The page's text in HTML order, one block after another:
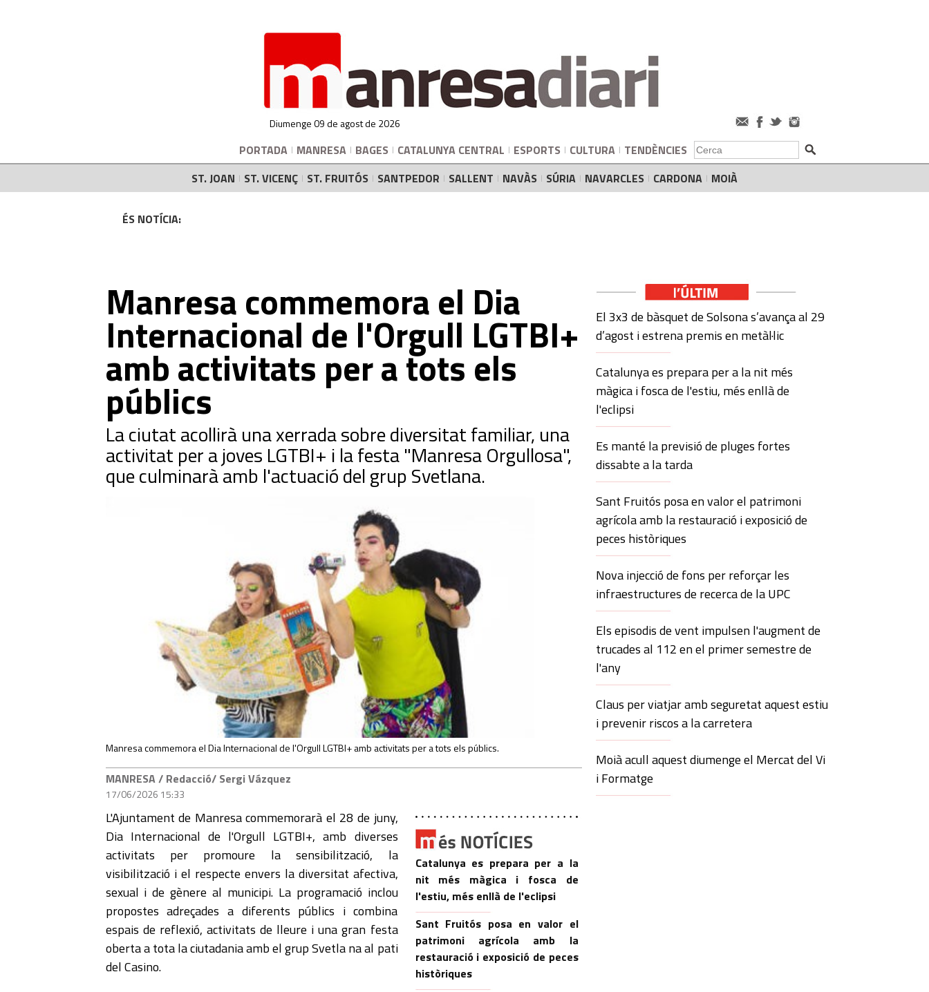
Diumenge 09 de agost de 2026
PORTADA MANRESA BAGES CATALUNYA CENTRAL ESPORTS CULTURA TENDÈNCIES
ST. JOAN
ST. VICENÇ ST. FRUITÓS SANTPEDOR SALLENT NAVÀS SÚRIA NAVARCLES CARDONA MOIÀ
ÉS NOTÍCIA:
Manresa commemora el Dia
Internacional de l'Orgull LGTBI+
amb activitats per a tots els
públics
La ciutat acollirà una xerrada sobre diversitat familiar, una
activitat per a joves LGTBI+ i la festa "Manresa Orgullosa",
que culminarà amb l'actuació del grup Svetlana.
Manresa commemora el Dia Internacional de l'Orgull LGTBI+ amb activitats per a tots els públics.
MANRESA/ Redacció/ Sergi Vázquez
17/06/2026 15:33
Catalunya es prepara per a la
nit més màgica i fosca de
l'estiu, més enllà de l'eclipsi
Sant Fruitós posa en valor el
patrimoni agrícola amb la
restauració i exposició de peces
històriques
L'Ajuntament de Manresa commemorarà el 28 de juny,
Dia Internacional de l'Orgull LGTBI+, amb diverses
activitats per promoure la sensibilització, la
visibilització i el respecte envers la diversitat afectiva,
sexual i de gènere al municipi. La programació inclou
propostes adreçades a diferents públics i combina
espais de reflexió, activitats de lleure i una gran festa
oberta a tota la ciutadania amb el grup Svetla na al pati
del Casino.
El 3x3 de bàsquet de Solsona s’avança al 29
d’agost i estrena premis en metàl·lic
Catalunya es prepara per a la nit més
màgica i fosca de l'estiu, més enllà de
l'eclipsi
Es manté la previsió de pluges fortes
dissabte a la tarda
Sant Fruitós posa en valor el patrimoni
agrícola amb la restauració i exposició de
peces històriques
Nova injecció de fons per reforçar les
infraestructures de recerca de la UPC
Els episodis de vent impulsen l'augment de
trucades al 112 en el primer semestre de
l'any
Claus per viatjar amb seguretat aquest estiu
i prevenir riscos a la carretera
Moià acull aquest diumenge el Mercat del Vi
i Formatge